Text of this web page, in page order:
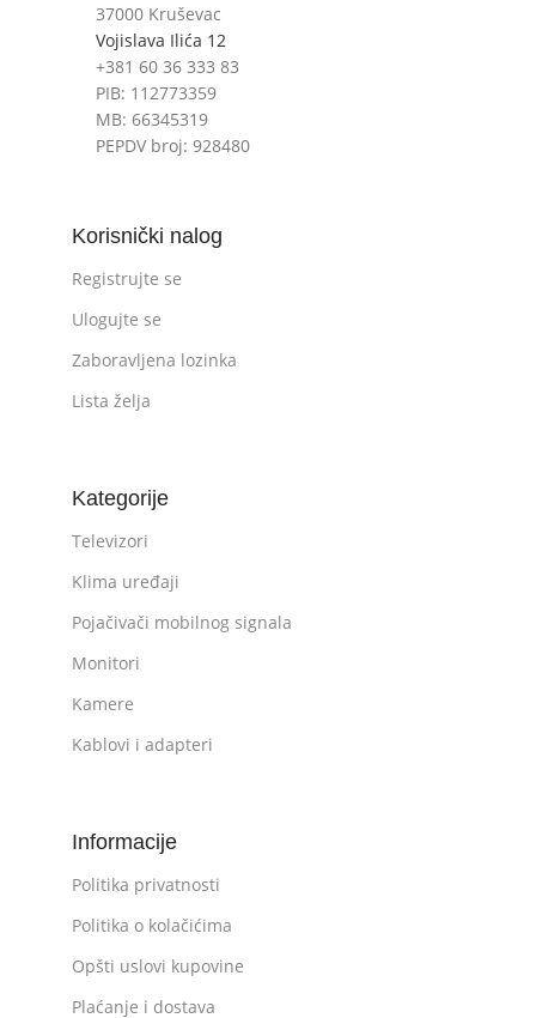
37000 Kruševac
Vojislava Ilića 12
+381 60 36 333 83
PIB: 112773359
MB: 66345319
PEPDV broj: 928480
Korisnički nalog
Registrujte se
Ulogujte se
Zaboravljena lozinka
Lista želja
Kategorije
Televizori
Klima uređaji
Pojačivači mobilnog signala
Monitori
Kamere
Kablovi i adapteri
Informacije
Politika privatnosti
Politika o kolačićima
Opšti uslovi kupovine
Plaćanje i dostava